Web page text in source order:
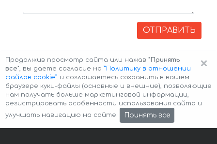
ОТПРАВИТЬ
Авторские права © 2026 Авто-Аренда Cookie Policy
×
Продолжив просмотр сайта или нажав "Принять
все", вы даёте согласие на ”Политику в отношении
файлов cookie” и соглашаетесь сохранить в вашем
браузере куки-файлы (основные и внешние), позволяющие
нам получать больше маркетинговой информации,
регистрировать особенности использования сайта и
улучшать навигацию на сайте.
Принять все